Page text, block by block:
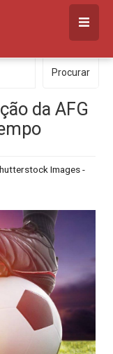
Procurar
da AFG
Images -